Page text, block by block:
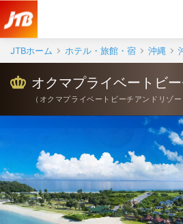
JTBホーム ホテル・旅館・宿 沖縄
オクマプライベートビ
（ オクマプライベートビーチアンドリゾー